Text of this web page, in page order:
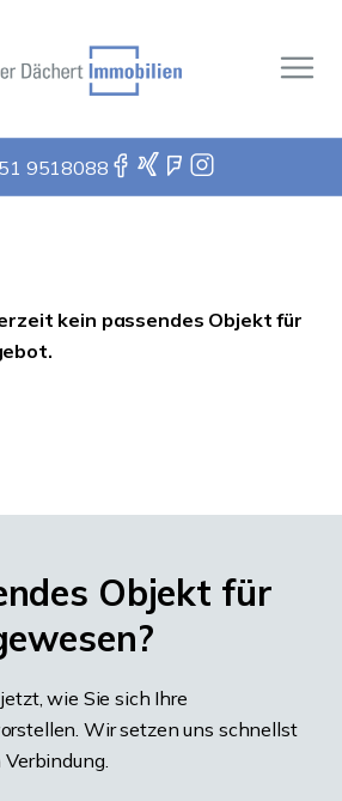
9518088
kein passendes Objekt für
Objekt für
wie Sie sich Ihre
Wir setzen uns schnellst